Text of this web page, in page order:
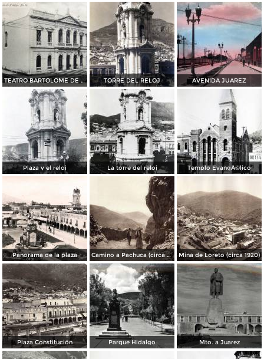
TEATRO BARTOLOME DE MEDINA TORRE DEL RELOJ AVENIDA JUAREZ
Plaza y el reloj La torre del reloj Templo EvangÃ©lico
Panorama de la plaza Camino a Pachuca (circa 1920) Mina de Loreto (circa 1920)
Plaza Constitución Parque Hidalgo Mto. a Juarez